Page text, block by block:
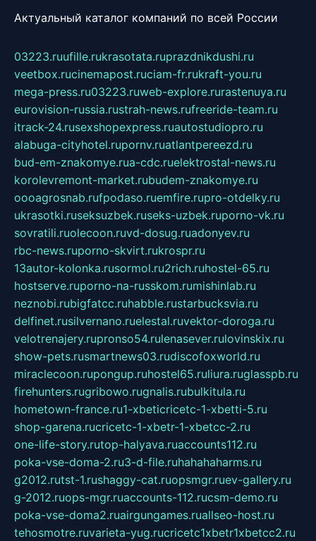
Актуальный каталог компаний по всей России
03223.ruufille.rukrasotata.ruprazdnikdushi.ru
veetbox.rucinemapost.ruciam-fr.rukraft-you.ru
mega-press.ru03223.ruweb-explore.rurastenuya.ru
eurovision-russia.rustrah-news.rufreeride-team.ru
itrack-24.rusexshopexpress.ruautostudiopro.ru
alabuga-cityhotel.rupornv.ruatlantpereezd.ru
bud-em-znakomye.rua-cdc.ruelektrostal-news.ru
korolevremont-market.rubudem-znakomye.ru
oooagrosnab.rufpodaso.ruemfire.rupro-otdelky.ru
ukrasotki.ruseksuzbek.ruseks-uzbek.ruporno-vk.ru
sovratili.ruolecoon.ruvd-dosug.ruadonyev.ru
rbc-news.ruporno-skvirt.rukrospr.ru
13autor-kolonka.rusormol.ru2rich.ruhostel-65.ru
hostserve.ruporno-na-russkom.rumishinlab.ru
neznobi.rubigfatcc.ruhabble.rustarbucksvia.ru
delfinet.rusilvernano.ruelestal.ruvektor-doroga.ru
velotrenajery.rupronso54.rulenasever.rulovinskix.ru
show-pets.rusmartnews03.rudiscofoxworld.ru
miraclecoon.rupongup.ruhostel65.ruliura.ruglasspb.ru
firehunters.rugribowo.rugnalis.rubulkitula.ru
hometown-france.ru1-xbeticricetc-1-xbetti-5.ru
shop-garena.rucricetc-1-xbetr-1-xbetcc-2.ru
one-life-story.rutop-halyava.ruaccounts112.ru
poka-vse-doma-2.ru3-d-file.ruhahahaharms.ru
g2012.rutst-1.rushaggy-cat.ruopsmgr.ruev-gallery.ru
g-2012.ruops-mgr.ruaccounts-112.rucsm-demo.ru
poka-vse-doma2.ruairgungames.ruallseo-host.ru
tehosmotre.ruvarieta-yug.rucricetc1xbetr1xbetcc2.ru